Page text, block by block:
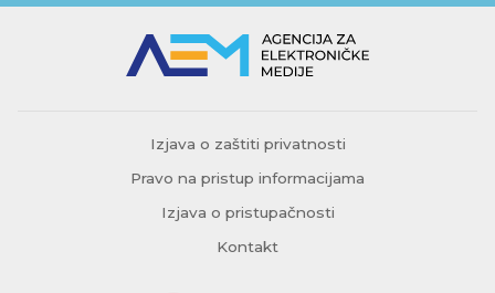
Izjava o zaštiti privatnosti
Pravo na pristup informacijama
Izjava o pristupačnosti
Kontakt